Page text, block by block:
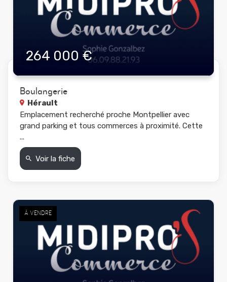
264 000 €
Boulangerie
Hérault
Emplacement recherché proche Montpellier avec
grand parking et tous commerces à proximité. Cette
...
Voir la fiche
À VENDRE